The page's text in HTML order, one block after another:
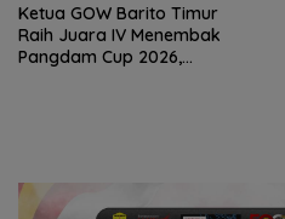
Ketua GOW Barito Timur
Raih Juara IV Menembak
Pangdam Cup 2026,